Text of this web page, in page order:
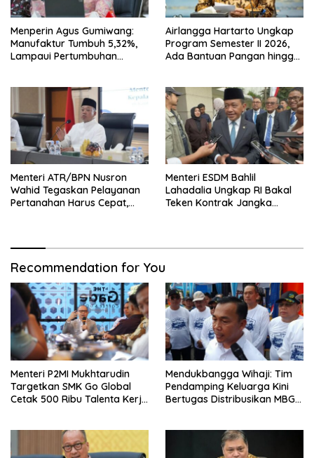
Menperin Agus Gumiwang:
Manufaktur Tumbuh 5,32%,
Lampaui Pertumbuhan
Airlangga Hartarto Ungkap
Program Semester II 2026,
Ada Bantuan Pangan hingga
Menteri ATR/BPN Nusron
Wahid Tegaskan Pelayanan
Pertanahan Harus Cepat,
Menteri ESDM Bahlil
Lahadalia Ungkap RI Bakal
Teken Kontrak Jangka
Recommendation for You
Menteri P2MI Mukhtarudin
Targetkan SMK Go Global
Cetak 500 Ribu Talenta Kerja
Mendukbangga Wihaji: Tim
Pendamping Keluarga Kini
Bertugas Distribusikan MBG